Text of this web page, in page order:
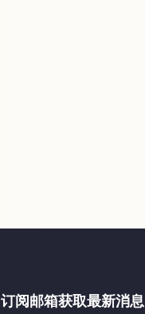
订阅邮箱获取最新消息